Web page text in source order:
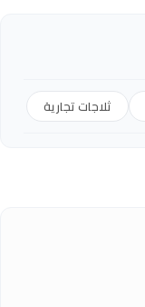
ثلاجات تجارية